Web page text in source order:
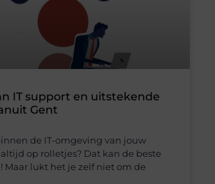
IT support en uitstekende
Gent
de IT-omgeving van jouw
op rolletjes? Dat kan de beste
Maar lukt het je zelf niet om de